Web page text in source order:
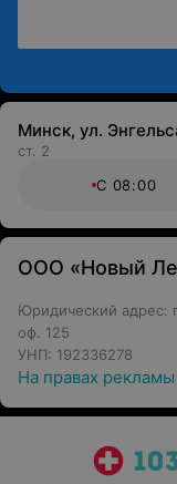
Минск, ул.
ст. 2
С 08:00
ООО «Новый
Юридический адрес:
оф. 125
УНП: 192336278
На правах рекламы